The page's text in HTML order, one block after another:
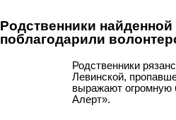
Родственники
поблагодарили
Родственники
Левинской,
выражают огромную
Алерт».